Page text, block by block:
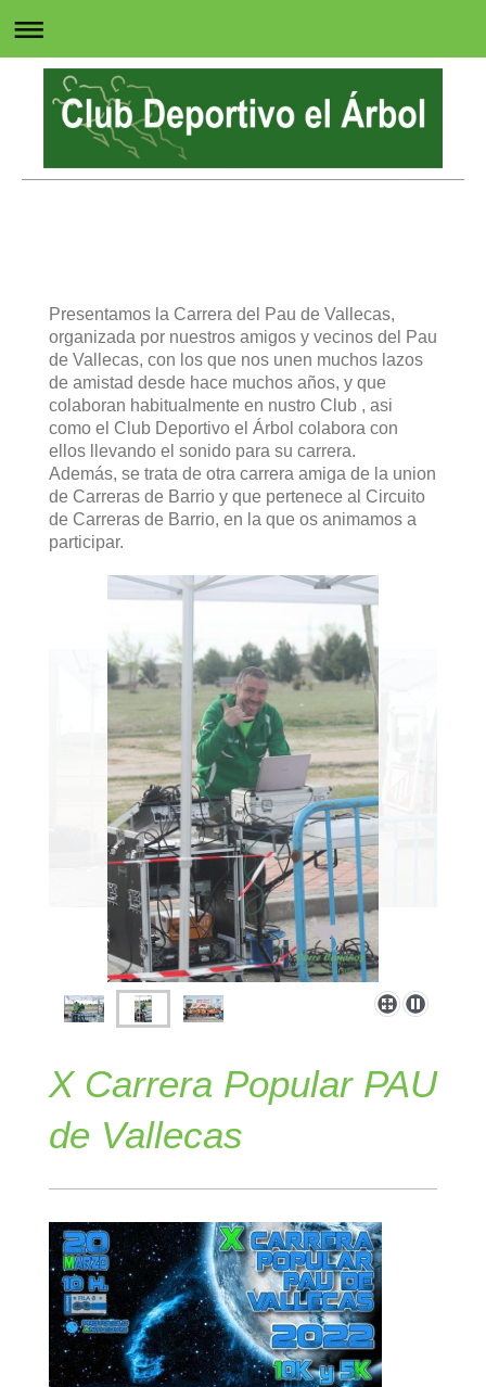
Presentamos la Carrera del Pau de Vallecas,
organizada por nuestros amigos y vecinos del Pau
de Vallecas, con los que nos unen muchos lazos
de amistad desde hace muchos años, y que
colaboran habitualmente en nustro Club , asi
como el Club Deportivo el Árbol colabora con
ellos llevando el sonido para su carrera.
Además, se trata de otra carrera amiga de la union
de Carreras de Barrio y que pertenece al Circuito
de Carreras de Barrio, en la que os animamos a
participar.
X Carrera Popular PAU
de Vallecas